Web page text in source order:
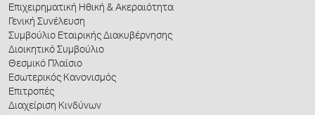
Επιχειρηματική Ηθική & Ακεραιότητα
Γενική Συνέλευση
Συμβούλιο Εταιρικής Διακυβέρνησης
Διοικητικό Συμβούλιο
Θεσμικό Πλαίσιο
Εσωτερικός Κανονισμός
Επιτροπές
Διαχείριση Κινδύνων